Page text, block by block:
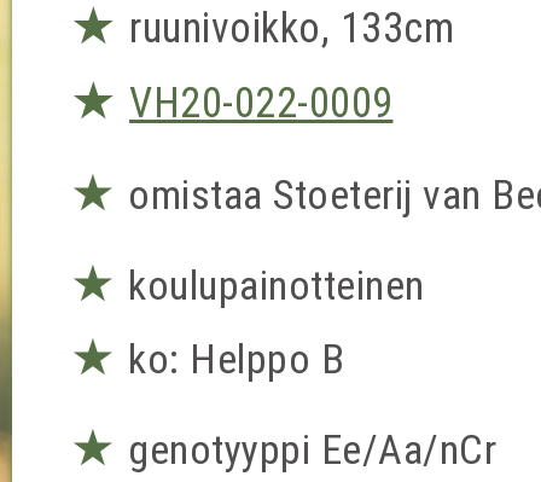
★ ruunivoikko, 133cm
★ VH20-022-0009
★ omistaa Stoeterij van
★ koulupainotteinen
★ ko: Helppo B
★ genotyyppi Ee/Aa/nCr